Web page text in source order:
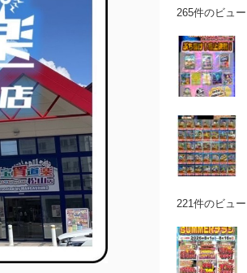
265件のビュー
221件のビュー